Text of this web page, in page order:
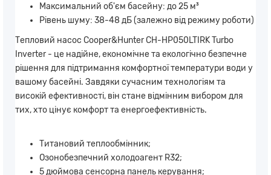
Максимальний об'єм басейну: до 25 м³
Рівень шуму: 38-48 дБ (залежно від режиму роботи)
Тепловий насос Cooper&Hunter CH-HP050LTIRK Turbo
Inverter - це надійне, економічне та екологічно безпечне
рішення для підтримання комфортної температури води у
вашому басейні. Завдяки сучасним технологіям та
високій ефективності, він стане відмінним вибором для
тих, хто цінує комфорт та енергоефективність.
Титановий теплообмінник;
Озонобезпечний холодоагент R32;
5 дюймова сенсорна панель керування;